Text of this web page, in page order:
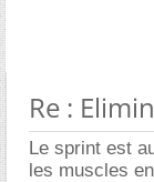
Re :
Le sprint est
les muscles